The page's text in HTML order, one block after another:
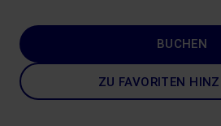
BUCHEN
ZU FAVORITEN